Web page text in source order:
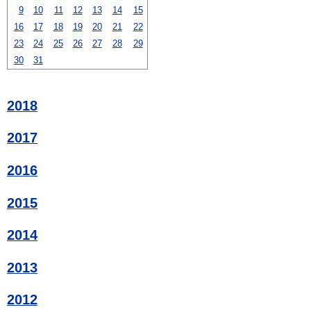
9
10 11 12 13 14
15
16
17 18 19 20 21
22
23
24 25 26 27 28
29
30
31
2018
2017
2016
2015
2014
2013
2012